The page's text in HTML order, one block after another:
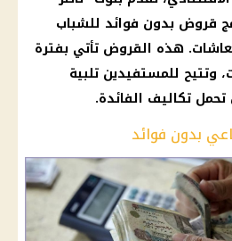
قروض بدون فوائد للشباب
هذه القروض تأتي بفترة
5 سنوات، وتتيح للمستفيدين تلبية
تحمل تكاليف الفائدة.
بدون فوائد